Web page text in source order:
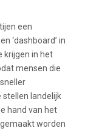
een
‘dashboard’ in
krijgen in het
mensen die
stellen landelijk
hand van het
worden